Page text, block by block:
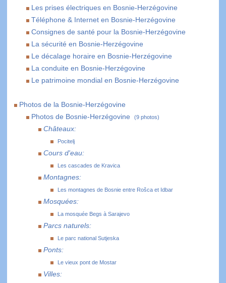
Les prises électriques en Bosnie-Herzégovine
Téléphone & Internet en Bosnie-Herzégovine
Consignes de santé pour la Bosnie-Herzégovine
La sécurité en Bosnie-Herzégovine
Le décalage horaire en Bosnie-Herzégovine
La conduite en Bosnie-Herzégovine
Le patrimoine mondial en Bosnie-Herzégovine
Photos de la Bosnie-Herzégovine
Photos de Bosnie-Herzégovine
(9 photos)
Châteaux:
Pocitelj
Cours d'eau:
Les cascades de Kravica
Montagnes:
Les montagnes de Bosnie entre Rošca et Idbar
Mosquées:
La mosquée Begs à Sarajevo
Parcs naturels:
Le parc national Sutjeska
Ponts:
Le vieux pont de Mostar
Villes: